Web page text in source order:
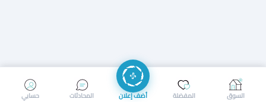
إرسال رسالة إجراء مكالمة
حسابي المحادثات أضف إعلان المفضلة السوق